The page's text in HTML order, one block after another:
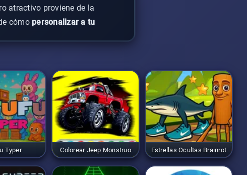
atractivo proviene de la
cómo personalizar a tu
mientras construyes un
Typer Colorear Jeep Monstruo Estrellas Ocultas Brainrot